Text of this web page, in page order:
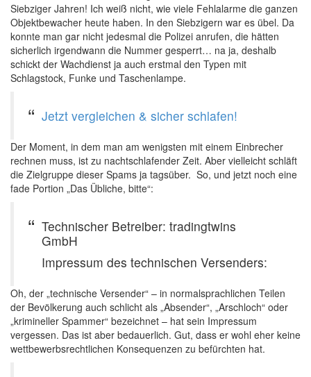
Siebziger Jahren! Ich weiß nicht, wie viele Fehlalarme die ganzen
Objektbewacher heute haben. In den Siebzigern war es übel. Da
konnte man gar nicht jedesmal die Polizei anrufen, die hätten
sicherlich irgendwann die Nummer gesperrt… na ja, deshalb
schickt der Wachdienst ja auch erstmal den Typen mit
Schlagstock, Funke und Taschenlampe. ‍
Jetzt vergleichen & sicher schlafen!
Der Moment, in dem man am wenigsten mit einem Einbrecher
rechnen muss, ist zu nachtschlafender Zeit. Aber vielleicht schläft
die Zielgruppe dieser Spams ja tagsüber. ‍ So, und jetzt noch eine
fade Portion „Das Übliche, bitte“:
Technischer Betreiber: tradingtwins
GmbH
Impressum des technischen Versenders:
Oh, der „technische Versender“ – in normalsprachlichen Teilen
der Bevölkerung auch schlicht als „Absender“, „Arschloch“ oder
„krimineller Spammer“ bezeichnet – hat sein Impressum
vergessen. Das ist aber bedauerlich. Gut, dass er wohl eher keine
wettbewerbsrechtlichen Konsequenzen zu befürchten hat.